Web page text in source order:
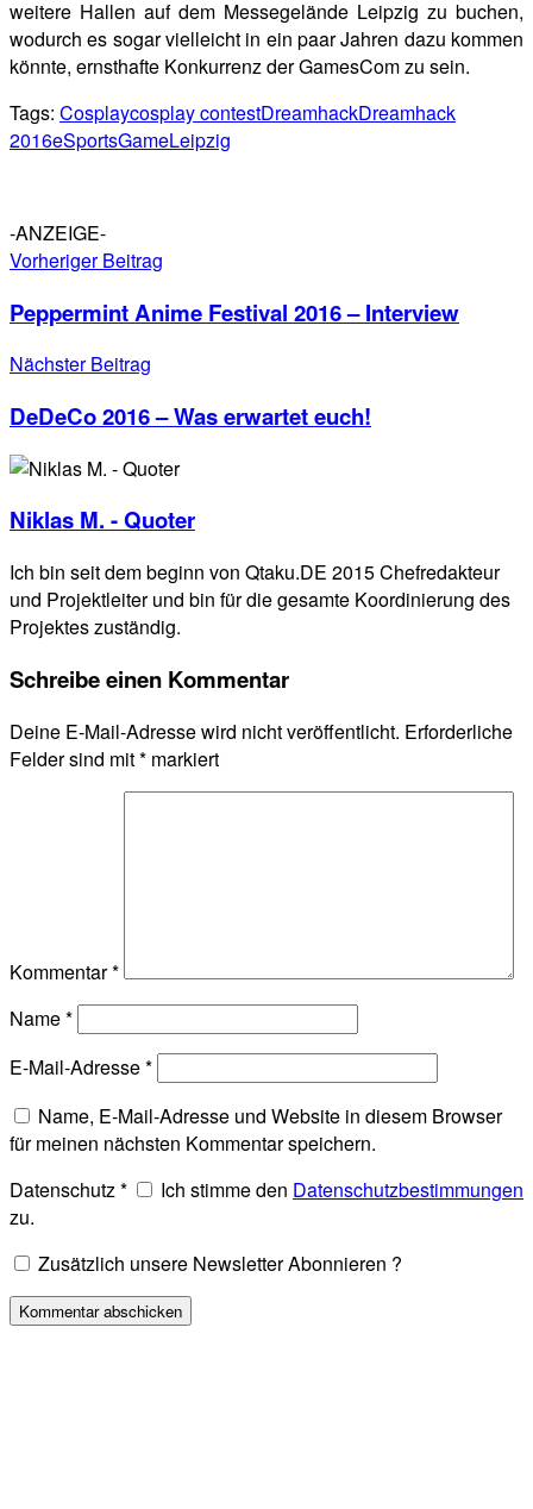
weitere Hallen auf dem Messegelände Leipzig zu buchen,
wodurch es sogar vielleicht in ein paar Jahren dazu kommen
könnte, ernsthafte Konkurrenz der GamesCom zu sein.
Tags: Cosplaycosplay contestDreamhackDreamhack
2016eSportsGameLeipzig
-ANZEIGE-
Vorheriger Beitrag
Peppermint Anime Festival 2016 – Interview
Nächster Beitrag
DeDeCo 2016 – Was erwartet euch!
Niklas M. - Quoter
Ich bin seit dem beginn von Qtaku.DE 2015 Chefredakteur
und Projektleiter und bin für die gesamte Koordinierung des
Projektes zuständig.
Schreibe einen Kommentar
Deine E-Mail-Adresse wird nicht veröffentlicht. Erforderliche
Felder sind mit* markiert
Kommentar*
Name*
E-Mail-Adresse*
Name, E-Mail-Adresse und Website in diesem Browser
für meinen nächsten Kommentar speichern.
Datenschutz* Ich stimme den Datenschutzbestimmungen
zu.
Zusätzlich unsere Newsletter Abonnieren ?